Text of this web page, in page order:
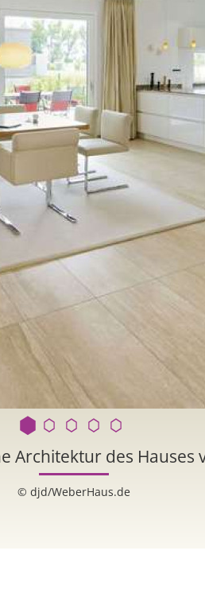
Architektur des Hauses
© djd/WeberHaus.de